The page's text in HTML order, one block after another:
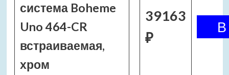
система Boheme
Uno 464-CR
встраиваемая,
хром
39163
₽